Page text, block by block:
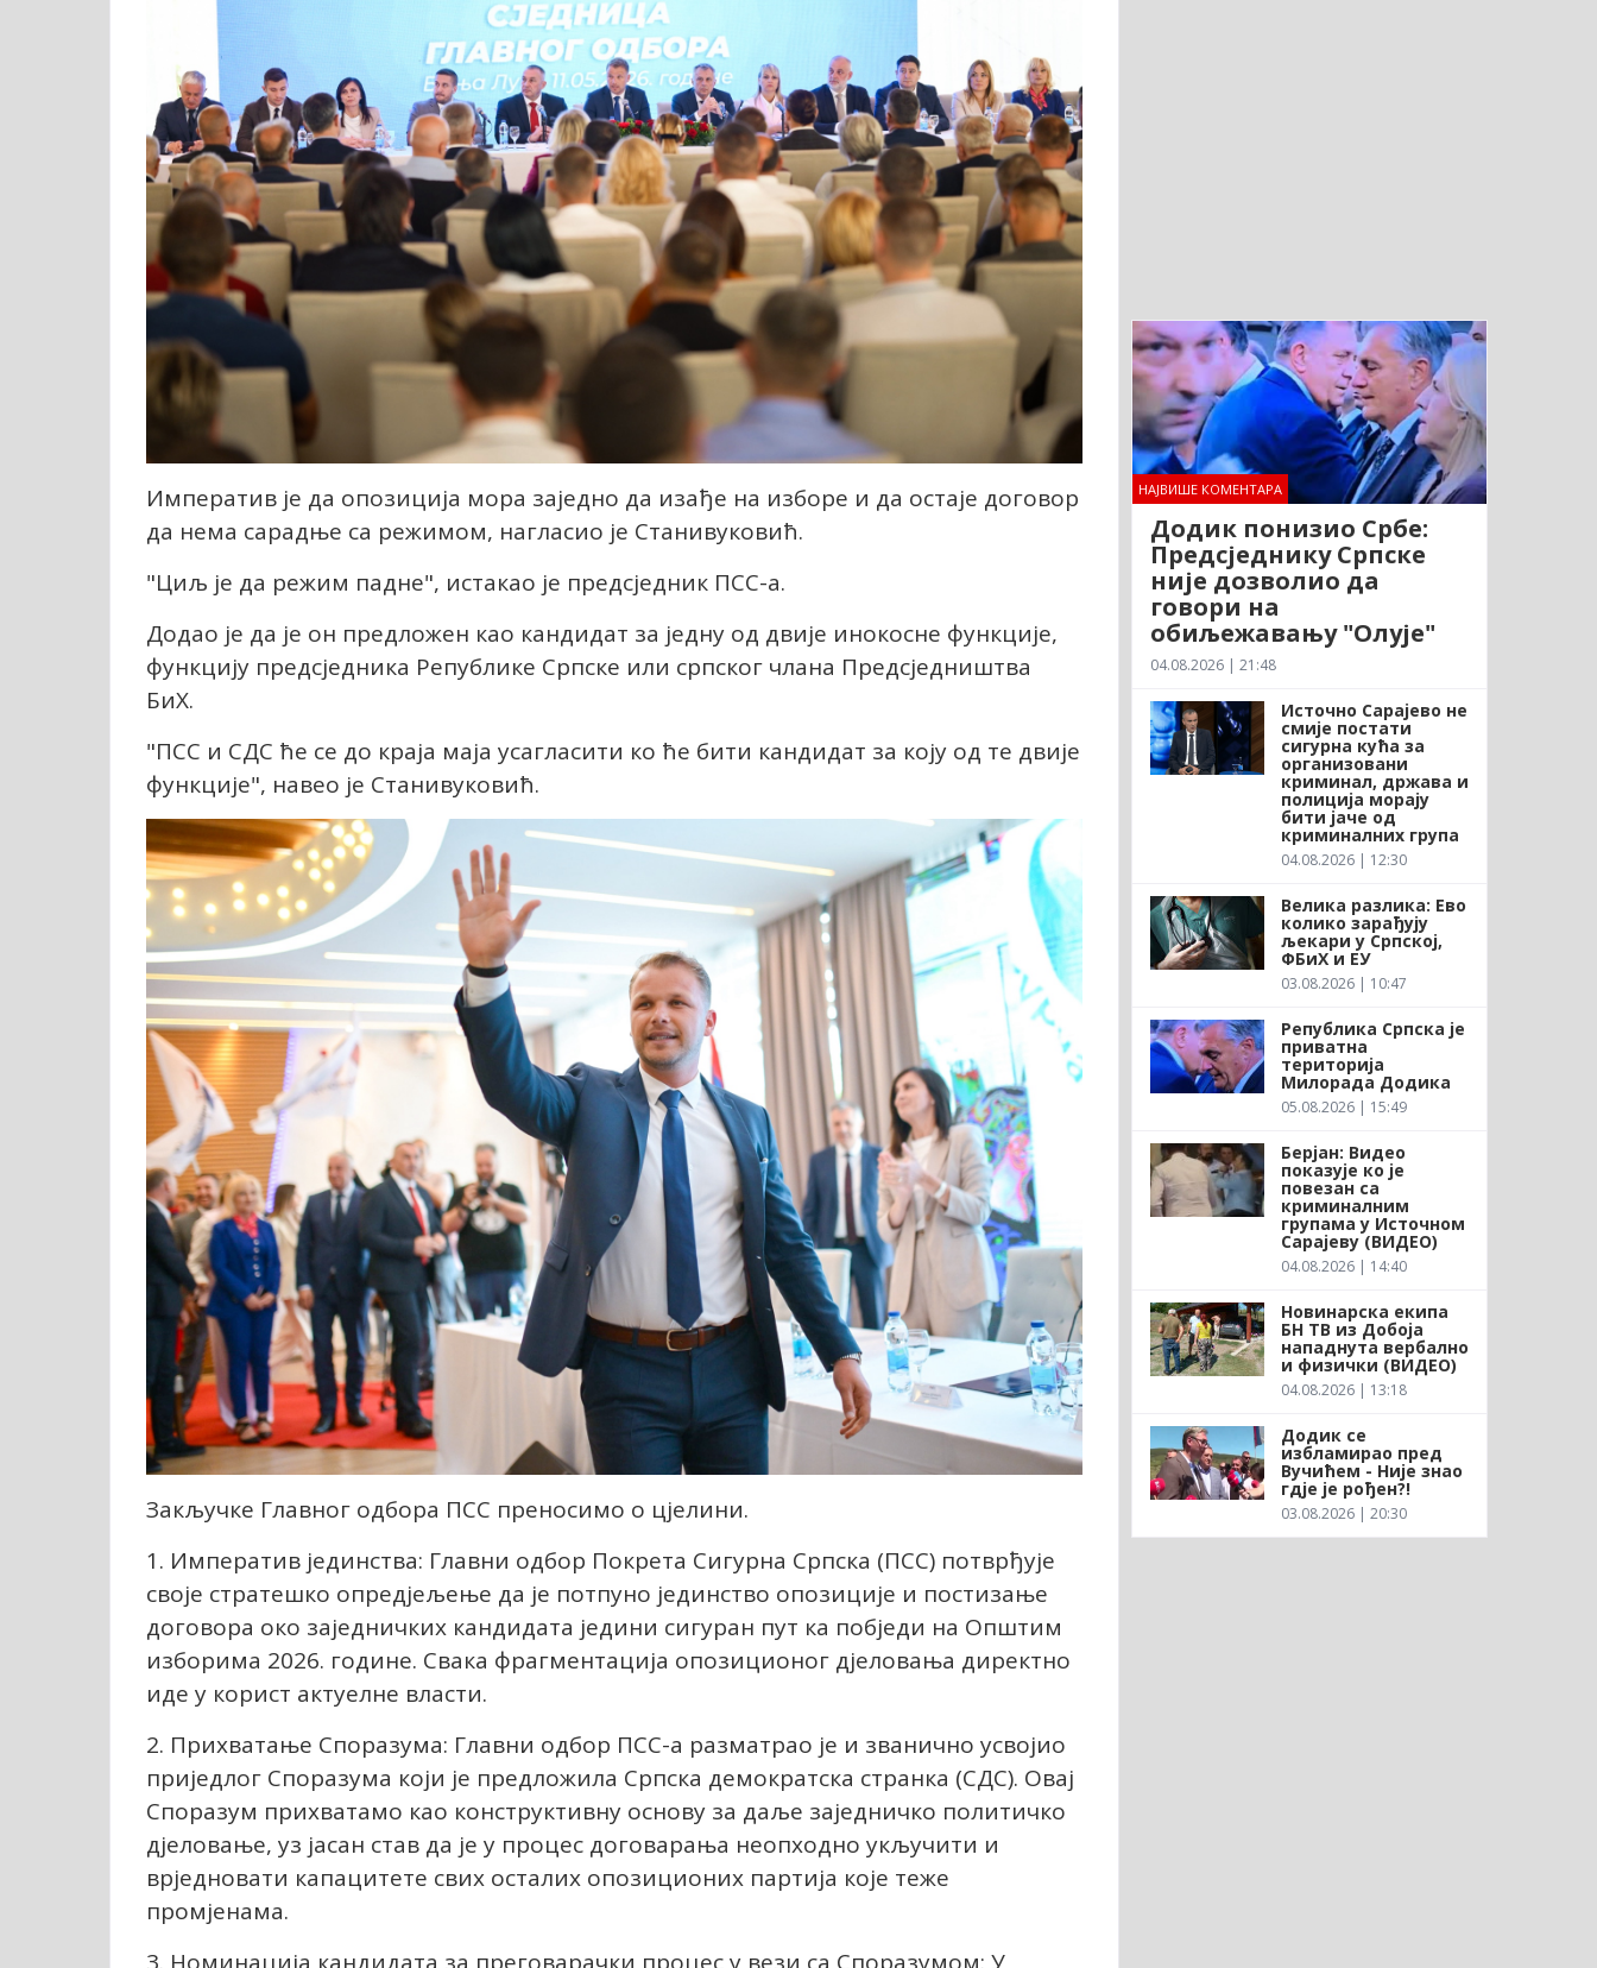
Императив је да опозиција мора заједно да изађе на изборе и да остаје договор
да нема сарадње са режимом, нагласио је Станивуковић.
"Циљ је да режим падне", истакао је предсједник ПСС-а.
Додао је да је он предложен као кандидат за једну од двије инокосне функције,
функцију предсједника Републике Српске или српског члана Предсједништва
БиХ.
"ПСС и СДС ће се до краја маја усагласити ко ће бити кандидат за коју од те двије
функције", навео је Станивуковић.
Закључке Главног одбора ПСС преносимо о цјелини.
1. Императив јединства: Главни одбор Покрета Сигурна Српска (ПСС) потврђује
своје стратешко опредјељење да је потпуно јединство опозиције и постизање
договора око заједничких кандидата једини сигуран пут ка побједи на Општим
изборима 2026. године. Свака фрагментација опозиционог дјеловања директно
иде у корист актуелне власти.
2. Прихватање Споразума: Главни одбор ПСС-а разматрао је и званично усвојио
приједлог Споразума који је предложила Српска демократска странка (СДС). Овај
Споразум прихватамо као конструктивну основу за даље заједничко политичко
дјеловање, уз јасан став да је у процес договарања неопходно укључити и
врједновати капацитете свих осталих опозиционих партија које теже
промјенама.
НАЈВИШЕ КОМЕНТАРА
Додик понизио Србе:
Предсједнику Српске
није дозволио да
говори на
обиљежавању "Олује"
04.08.2026 | 21:48
Источно Сарајево не
смије постати
сигурна кућа за
организовани
криминал, држава и
полиција морају
бити јаче од
криминалних група
04.08.2026 | 12:30
Велика разлика: Ево
колико зарађују
љекари у Српској,
ФБиХ и ЕУ
03.08.2026 | 10:47
Република Српска је
приватна
територија
Милорада Додика
05.08.2026 | 15:49
Берјан: Видео
показује ко је
повезан са
криминалним
групама у Источном
Сарајеву (ВИДЕО)
04.08.2026 | 14:40
Новинарска екипа
БН ТВ из Добоја
нападнута вербално
и физички (ВИДЕО)
04.08.2026 | 13:18
Додик се
избламирао пред
Вучићем - Није знао
гдје је рођен?!
03.08.2026 | 20:30